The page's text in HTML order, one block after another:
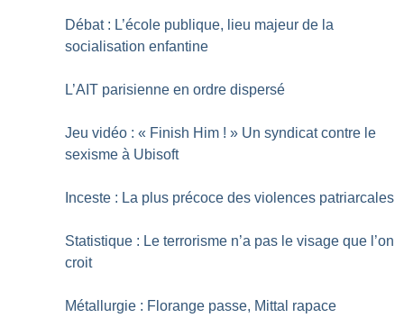
Débat : L’école publique, lieu majeur de la
socialisation enfantine
L’AIT parisienne en ordre dispersé
Jeu vidéo : « Finish Him ! » Un syndicat contre le
sexisme à Ubisoft
Inceste : La plus précoce des violences patriarcales
Statistique : Le terrorisme n’a pas le visage que l’on
croit
Métallurgie : Florange passe, Mittal rapace